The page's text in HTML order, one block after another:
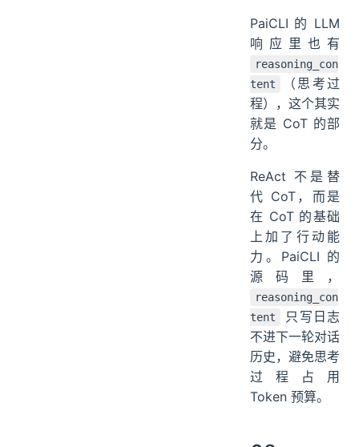
PaiCLI 的 LLM
响应里也有
reasoning_con
tent
（思考过
程），这个其实
就是 CoT 的部
分。
ReAct 不是替
代 CoT，而是
在 CoT 的基础
上加了行动能
力。PaiCLI 的
源码里，
reasoning_con
tent
只写日志
不进下一轮对话
历史，避免思考
过程占用
Token 预算。